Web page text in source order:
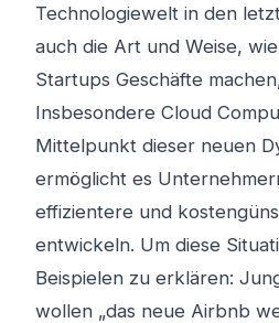
Technologiewelt in den
auch die Art und Weise,
Startups Geschäfte
Insbesondere Cloud
Mittelpunkt dieser neuen
ermöglicht es
effizientere und
entwickeln. Um diese
Beispielen zu erklären:
wollen „das neue Airbnb